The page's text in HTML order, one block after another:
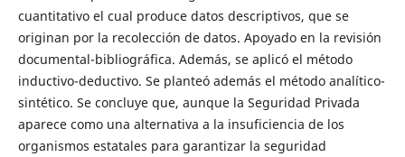
cuantitativo el cual produce datos descriptivos, que se
originan por la recolección de datos. Apoyado en la revisión
documental-bibliográfica. Además, se aplicó el método
inductivo-deductivo. Se planteó además el método analítico-
sintético. Se concluye que, aunque la Seguridad Privada
aparece como una alternativa a la insuficiencia de los
organismos estatales para garantizar la seguridad